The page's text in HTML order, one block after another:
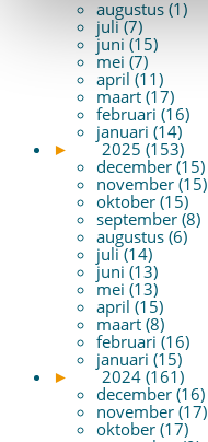
augustus (1)
juli (7)
juni (15)
mei (7)
april (11)
maart (17)
februari (16)
januari (14)
►
2025 (153)
december (15)
november (15)
oktober (15)
september (8)
augustus (6)
juli (14)
juni (13)
mei (13)
april (15)
maart (8)
februari (16)
januari (15)
►
2024 (161)
december (16)
november (17)
oktober (17)